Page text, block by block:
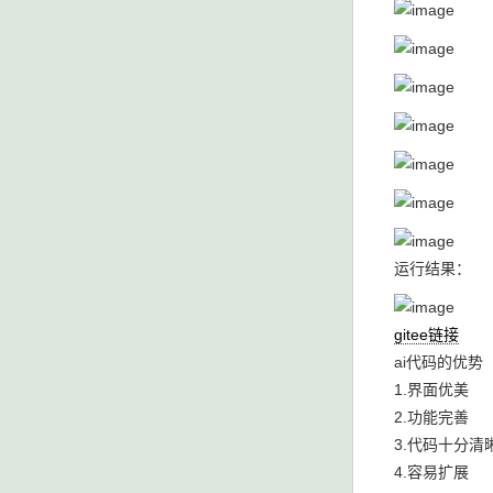
运行结果：
gitee链接
ai代码的优势
1.界面优美
2.功能完善
3.代码十分清
4.容易扩展